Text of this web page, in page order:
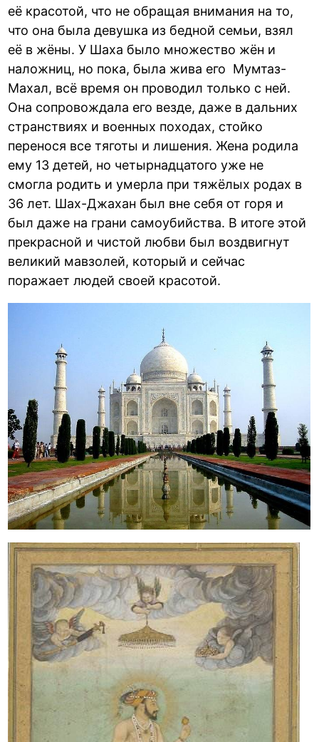
её красотой, что не обращая внимания на то,
что она была девушка из бедной семьи, взял
её в жёны. У Шаха было множество жён и
наложниц, но пока, была жива его Мумтаз-
Махал, всё время он проводил только с ней.
Она сопровождала его везде, даже в дальних
странствиях и военных походах, стойко
перенося все тяготы и лишения. Жена родила
ему 13 детей, но четырнадцатого уже не
смогла родить и умерла при тяжёлых родах в
36 лет. Шах-Джахан был вне себя от горя и
был даже на грани самоубийства. В итоге этой
прекрасной и чистой любви был воздвигнут
великий мавзолей, который и сейчас
поражает людей своей красотой.